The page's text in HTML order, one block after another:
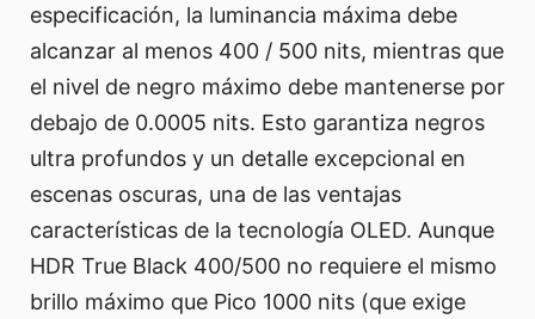
especificación, la luminancia máxima debe
alcanzar al menos 400 / 500 nits, mientras que
el nivel de negro máximo debe mantenerse por
debajo de 0.0005 nits. Esto garantiza negros
ultra profundos y un detalle excepcional en
escenas oscuras, una de las ventajas
características de la tecnología OLED. Aunque
HDR True Black 400/500 no requiere el mismo
brillo máximo que Pico 1000 nits (que exige